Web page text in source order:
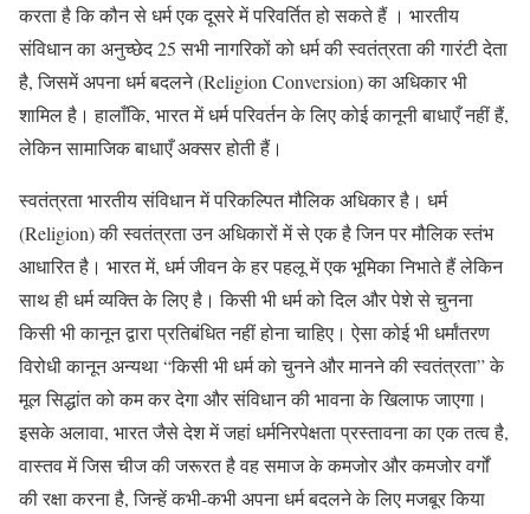
करता है कि कौन से धर्म एक दूसरे में परिवर्तित हो सकते हैं । भारतीय
संविधान का अनुच्छेद 25 सभी नागरिकों को धर्म की स्वतंत्रता की गारंटी देता
है, जिसमें अपना धर्म बदलने (Religion Conversion) का अधिकार भी
शामिल है। हालाँकि, भारत में धर्म परिवर्तन के लिए कोई कानूनी बाधाएँ नहीं हैं,
लेकिन सामाजिक बाधाएँ अक्सर होती हैं।
स्वतंत्रता भारतीय संविधान में परिकल्पित मौलिक अधिकार है। धर्म
(Religion) की स्वतंत्रता उन अधिकारों में से एक है जिन पर मौलिक स्तंभ
आधारित है। भारत में, धर्म जीवन के हर पहलू में एक भूमिका निभाते हैं लेकिन
साथ ही धर्म व्यक्ति के लिए है। किसी भी धर्म को दिल और पेशे से चुनना
किसी भी कानून द्वारा प्रतिबंधित नहीं होना चाहिए। ऐसा कोई भी धर्मांतरण
विरोधी कानून अन्यथा “किसी भी धर्म को चुनने और मानने की स्वतंत्रता” के
मूल सिद्धांत को कम कर देगा और संविधान की भावना के खिलाफ जाएगा।
इसके अलावा, भारत जैसे देश में जहां धर्मनिरपेक्षता प्रस्तावना का एक तत्व है,
वास्तव में जिस चीज की जरूरत है वह समाज के कमजोर और कमजोर वर्गों
की रक्षा करना है, जिन्हें कभी-कभी अपना धर्म बदलने के लिए मजबूर किया